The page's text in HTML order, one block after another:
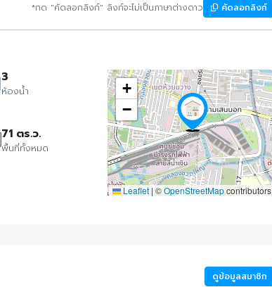
*กด "คัดลอกลิงก์" ลิงก์จะไม่เป็นภาษาต่างดาว คัดลอกลิงก์
3
ห้องน้ำ
71 ตร.ว.
พื้นที่ทั้งหมด
+
−
Leaflet | ©OpenStreetMapcontributors
ดูข้อมูลสมาชิก